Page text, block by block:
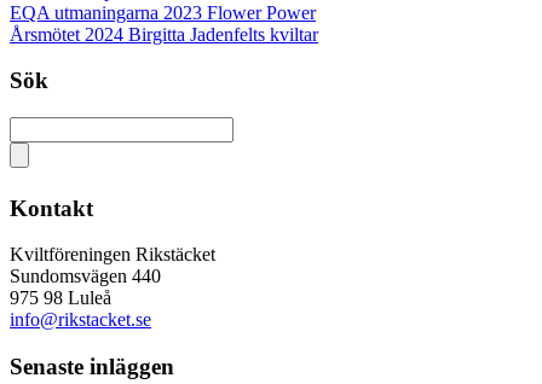
EQA utmaningarna 2023 Flower Power
Årsmötet 2024 Birgitta Jadenfelts kviltar
Sök
Kontakt
Kviltföreningen Rikstäcket
Sundomsvägen 440
975 98 Luleå
info@rikstacket.se
Senaste inläggen